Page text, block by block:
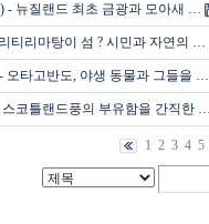
- 뉴질랜드 최초 금광과 모아새 …
티리마탕이 섬 ? 시민과 자연의 …
오타고반도, 야생 동물과 그들을 …
스코틀랜드풍의 부유함을 간직한
1 2 3 4 5